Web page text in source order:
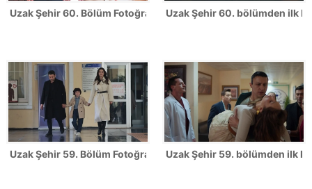
Uzak Şehir 60. Bölüm FotoğraflarıUzak Şehir 60. bölümden ilk
Uzak Şehir 59. Bölüm FotoğraflarıUzak Şehir 59. bölümden ilk